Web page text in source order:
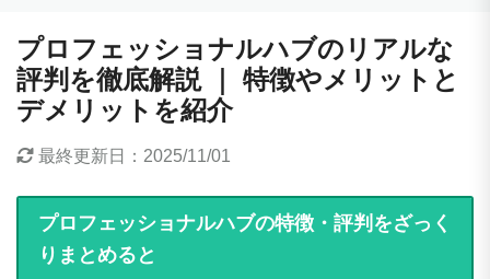
プロフェッショナルハブのリアルな
評判を徹底解説 ｜ 特徴やメリットと
デメリットを紹介
最終更新日： 2025/11/01
プロフェッショナルハブの特徴・評判をざっく
りまとめると